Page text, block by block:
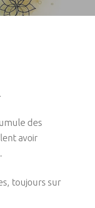
des
avoir
toujours sur